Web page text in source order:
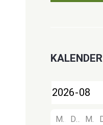
KALENDER
M D M